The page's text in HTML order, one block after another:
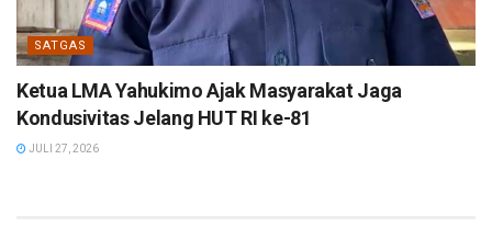
SATGAS
Ketua LMA Yahukimo Ajak Masyarakat Jaga
Kondusivitas Jelang HUT RI ke-81
JULI 27, 2026